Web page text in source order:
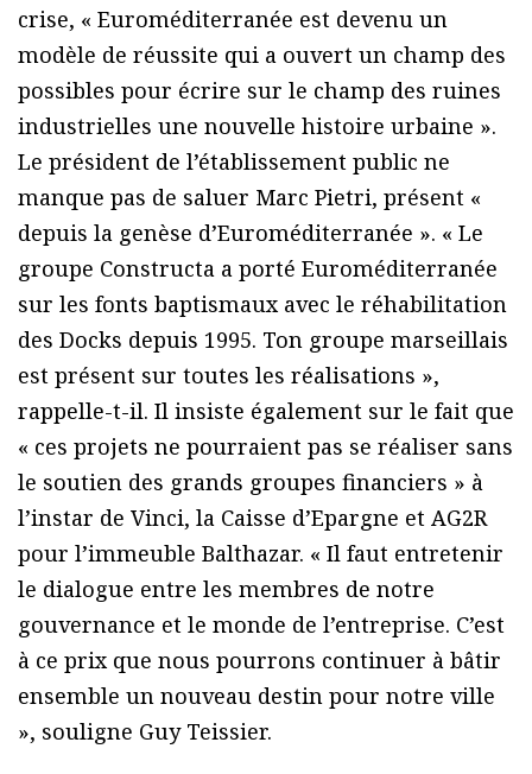
crise, « Euroméditerranée est devenu un
modèle de réussite qui a ouvert un champ des
possibles pour écrire sur le champ des ruines
industrielles une nouvelle histoire urbaine ».
Le président de l’établissement public ne
manque pas de saluer Marc Pietri, présent «
depuis la genèse d’Euroméditerranée ». « Le
groupe Constructa a porté Euroméditerranée
sur les fonts baptismaux avec le réhabilitation
des Docks depuis 1995. Ton groupe marseillais
est présent sur toutes les réalisations »,
rappelle-t-il. Il insiste également sur le fait que
« ces projets ne pourraient pas se réaliser sans
le soutien des grands groupes financiers » à
l’instar de Vinci, la Caisse d’Epargne et AG2R
pour l’immeuble Balthazar. « Il faut entretenir
le dialogue entre les membres de notre
gouvernance et le monde de l’entreprise. C’est
à ce prix que nous pourrons continuer à bâtir
ensemble un nouveau destin pour notre ville
», souligne Guy Teissier.